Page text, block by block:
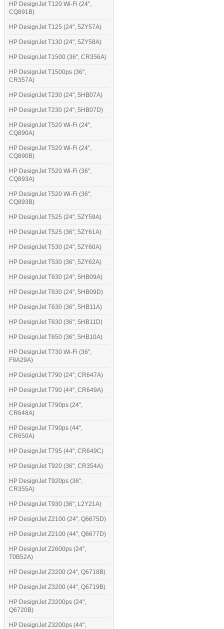
HP DesignJet T120 Wi-Fi (24",
CQ891B)
HP DesignJet T125 (24", 5ZY57A)
HP DesignJet T130 (24", 5ZY58A)
HP DesignJet T1500 (36", CR356A)
HP DesignJet T1500ps (36",
CR357A)
HP DesignJet T230 (24", 5HB07A)
HP DesignJet T230 (24", 5HB07D)
HP DesignJet T520 Wi-Fi (24",
CQ890A)
HP DesignJet T520 Wi-Fi (24",
CQ890B)
HP DesignJet T520 Wi-Fi (36",
CQ893A)
HP DesignJet T520 Wi-Fi (36",
CQ893B)
HP DesignJet T525 (24", 5ZY59A)
HP DesignJet T525 (36", 5ZY61A)
HP DesignJet T530 (24", 5ZY60A)
HP DesignJet T530 (36", 5ZY62A)
HP DesignJet T630 (24", 5HB09A)
HP DesignJet T630 (24", 5HB09D)
HP DesignJet T630 (36", 5HB11A)
HP DesignJet T630 (36", 5HB11D)
HP DesignJet T650 (36", 5HB10A)
HP DesignJet T730 Wi-Fi (36",
F9A29A)
HP DesignJet T790 (24", CR647A)
HP DesignJet T790 (44", CR649A)
HP DesignJet T790ps (24",
CR648A)
HP DesignJet T790ps (44",
CR650A)
HP DesignJet T795 (44", CR649C)
HP DesignJet T920 (36", CR354A)
HP DesignJet T920ps (36",
CR355A)
HP DesignJet T930 (36", L2Y21A)
HP DesignJet Z2100 (24", Q6675D)
HP DesignJet Z2100 (44", Q6677D)
HP DesignJet Z2600ps (24",
T0B52A)
HP DesignJet Z3200 (24", Q6718B)
HP DesignJet Z3200 (44", Q6719B)
HP DesignJet Z3200ps (24",
Q6720B)
HP DesignJet Z3200ps (44",